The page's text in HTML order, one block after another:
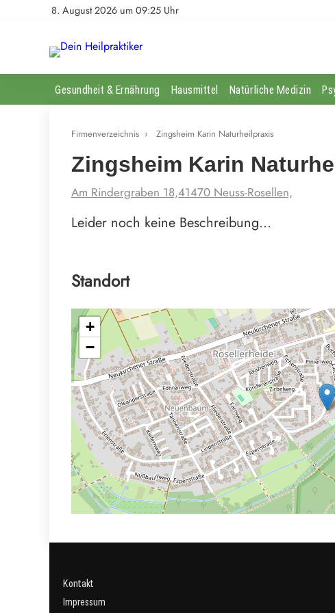
8. August 2026 um 09:25 Uhr
Gesundheit & Ernährung Hausmittel Natürliche Medizin
Firmenverzeichnis › Zingsheim Karin Naturheilpraxis
Zingsheim Karin
Am Rindergraben 18,41470 Neuss-Rosellen,
Leider noch keine Beschreibung…
Standort
+
−
Kontakt
Impressum